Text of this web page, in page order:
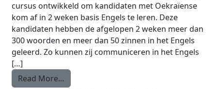
cursus ontwikkeld om kandidaten met Oekraïense
kom af in 2 weken basis Engels te leren. Deze
kandidaten hebben de afgelopen 2 weken meer dan
300 woorden en meer dan 50 zinnen in het Engels
geleerd. Zo kunnen zij communiceren in het Engels
[…]
Read More…